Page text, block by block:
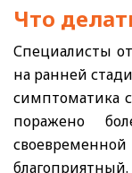
Что
Специалисты
на ранней
симптоматика
поражено
благоприятный.